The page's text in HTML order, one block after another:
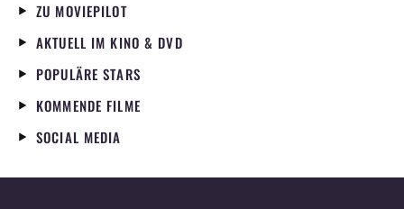
ZU MOVIEPILOT
AKTUELL IM KINO & DVD
POPULÄRE STARS
KOMMENDE FILME
SOCIAL MEDIA